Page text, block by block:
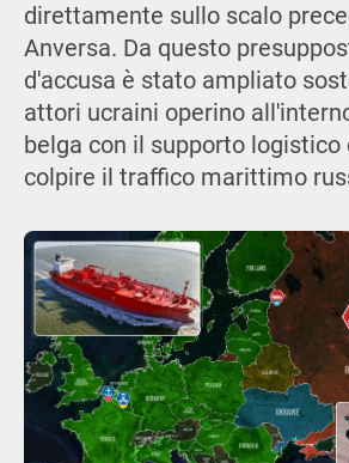
direttamente sullo scalo
Anversa. Da questo
d'accusa è stato ampliato
attori ucraini operino
belga con il supporto logistico
colpire il traffico marittimo